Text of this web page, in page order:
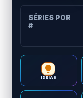
SÉRIES POR
#
IDEIAS